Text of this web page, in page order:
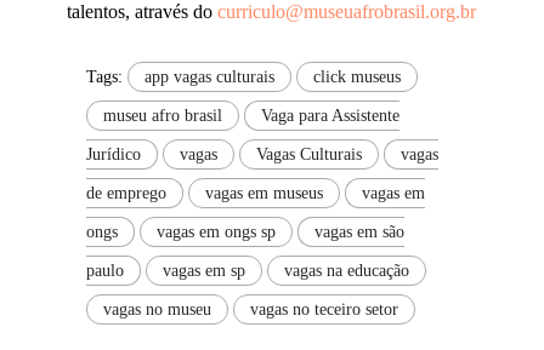
talentos, através do curriculo@museuafrobrasil.org.br
Tags: app vagas culturais click museus
museu afro brasil Vaga para Assistente
Jurídico vagas Vagas Culturais vagas
de emprego vagas em museus vagas em
ongs vagas em ongs sp vagas em são
paulo vagas em sp vagas na educação
vagas no museu vagas no teceiro setor